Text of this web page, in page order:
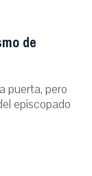
de
puerta, pero
episcopado